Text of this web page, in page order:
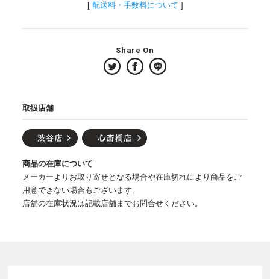
[ 配送料・手数料について ]
Share On
取扱店舗
商品の在庫について
メーカーよりお取り寄せとなる場合や在庫切れにより商品をご
用意できない場合もございます。
店舗の在庫状況は記載店舗までお問合せください。